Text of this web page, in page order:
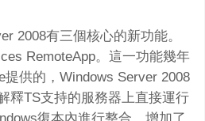
有三個核心的新功能。
RemoteApp。這一功能幾年
供的，Windows Server 2008
釋TS支持的服務器上直接運行